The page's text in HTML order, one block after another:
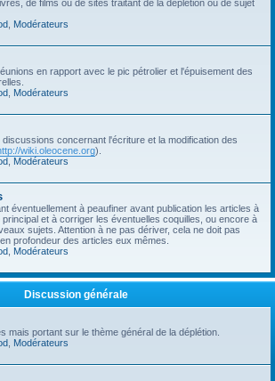
de films ou de sites traitant de la déplétion ou de sujet
Modérateurs
en rapport avec le pic pétrolier et l'épuisement des
Modérateurs
discussions concernant l'écriture et la modification des
wiki.oleocene.org).
Modérateurs
éventuellement à peaufiner avant publication les articles à
et à corriger les éventuelles coquilles, ou encore à
sujets. Attention à ne pas dériver, cela ne doit pas
profondeur des articles eux mêmes.
Modérateurs
Discussion générale
mais portant sur le thème général de la déplétion.
Modérateurs